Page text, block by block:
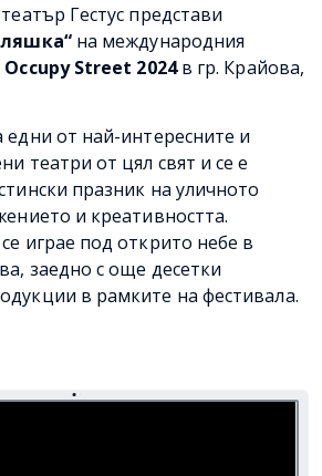
Гестус представи
на международния
Street 2024в гр. Крайова,
от най-интересните и
театри от цял свят и се е
празник на уличното
и креативността.
играе под открито небе в
заедно с още десетки
в рамките на фестивала.